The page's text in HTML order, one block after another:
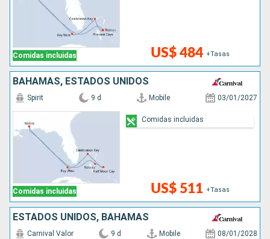
Comidas incluidas US$ 484 +Tasas
BAHAMAS, ESTADOS UNIDOS
Comidas incluidas
Spirit 9 d Mobile 03/01/2027
US$ 511 +Tasas
Comidas incluidas
ESTADOS UNIDOS, BAHAMAS
Carnival Valor 9 d Mobile 08/01/2028